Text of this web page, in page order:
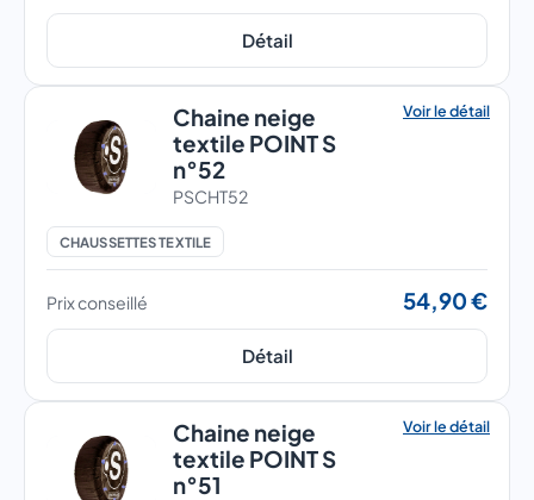
Détail
Chaine neige
textile POINT S
n°52
Voir le détail
PSCHT52
CHAUSSETTES TEXTILE
Prix conseillé 54,90 €
Détail
Chaine neige
textile POINT S
n°51
Voir le détail